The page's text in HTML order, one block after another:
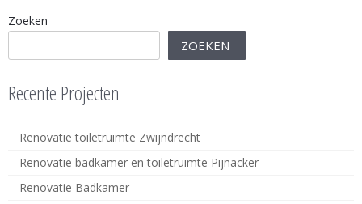
Zoeken
ZOEKEN
Recente Projecten
Renovatie toiletruimte Zwijndrecht
Renovatie badkamer en toiletruimte Pijnacker
Renovatie Badkamer